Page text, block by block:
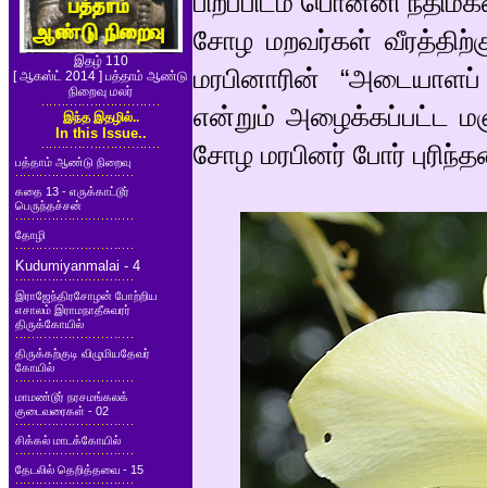
இதழ் 110
[ ஆகஸ்ட் 2014 ] பத்தாம் ஆண்டு
நிறைவு மலர்
இந்த இதழில்..
In this Issue..
பத்தாம் ஆண்டு நிறைவு
கதை 13 - எருக்காட்டூர்
பெருந்தச்சன்
தோழி
Kudumiyanmalai - 4
இராஜேந்திரசோழன் போற்றிய
எசாலம் இராமநாதீசுவரர்
திருக்கோயில்
திருக்கற்குடி விழுமியதேவர்
கோயில்
மாமண்டூர் நரசமங்கலக்
குடைவரைகள் - 02
சிக்கல் மாடக்கோயில்
தேடலில் தெறித்தவை - 15
சோழ மறவர்கள்
மரபினாரின்
என்றும் அழைக்கப்பட்ட
சோழ மரபினர் போர்